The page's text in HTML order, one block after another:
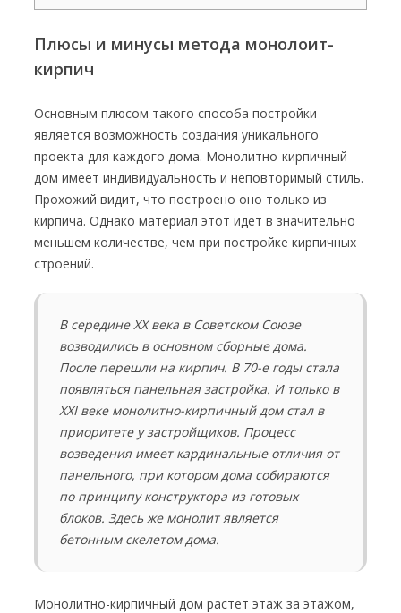
Плюсы и минусы метода монолоит-
кирпич
Основным плюсом такого способа постройки
является возможность создания уникального
проекта для каждого дома. Монолитно-кирпичный
дом имеет индивидуальность и неповторимый стиль.
Прохожий видит, что построено оно только из
кирпича. Однако материал этот идет в значительно
меньшем количестве, чем при постройке кирпичных
строений.
В середине XX века в Советском Союзе
возводились в основном сборные дома.
После перешли на кирпич. В 70-е годы стала
появляться панельная застройка. И только в
XXI веке монолитно-кирпичный дом стал в
приоритете у застройщиков. Процесс
возведения имеет кардинальные отличия от
панельного, при котором дома собираются
по принципу конструктора из готовых
блоков. Здесь же монолит является
бетонным скелетом дома.
Монолитно-кирпичный дом растет этаж за этажом,